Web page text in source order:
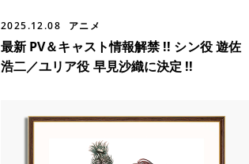
2025.12.08 アニメ
最新 PV＆キャスト情報解禁 !! シン役 遊佐
浩二／ユリア役 早見沙織に決定 !!